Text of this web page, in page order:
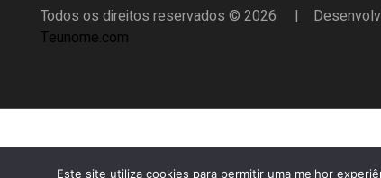
Todos os direitos reservados © 2026 |
Teunome.com
Este site utiliza cookies para permitir uma melhor